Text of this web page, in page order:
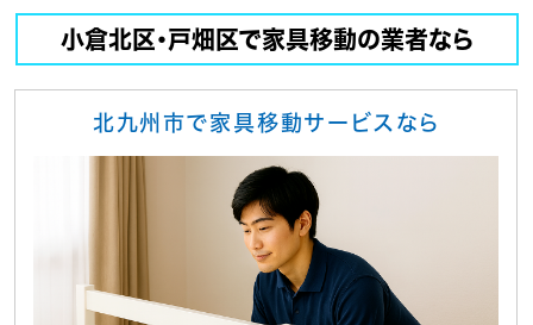
小倉北区・戸畑区で家具移動の業者なら
北九州市で家具移動サービスなら